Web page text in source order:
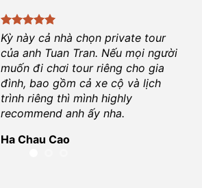
Kỳ này cả nhà chọn private tour
của anh Tuan Tran. Nếu mọi người
muốn đi chơi tour riêng cho gia
đình, bao gồm cả xe cộ và lịch
trình riêng thì mình highly
recommend anh ấy nha.
Ha Chau Cao